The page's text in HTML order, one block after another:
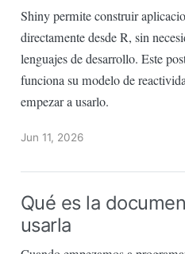
Shiny permite construir
directamente desde R, sin
lenguajes de desarrollo. Este
funciona su modelo de
empezar a usarlo.
Jun 11, 2026
Qué es la
usarla